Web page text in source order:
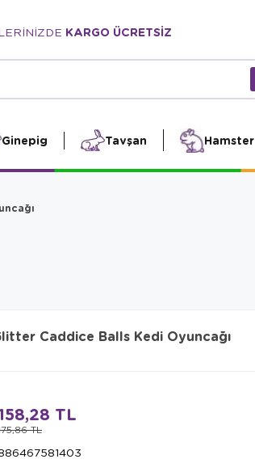
KARGO ÜCRETSİZ
Ginepig Tavşan Hamster
Caddice Balls Kedi Oyuncağı
TL
TL